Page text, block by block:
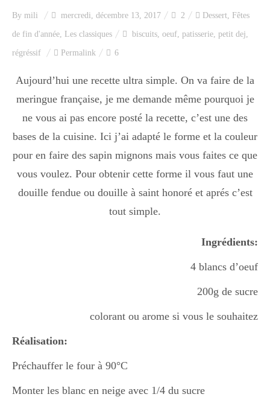
By mili mercredi, décembre 13, 2017 2 Dessert, Fêtes
de fin d'année, Les classiques biscuits, oeuf, patisserie, petit dej,
régréssif Permalink 6
Aujourd’hui une recette ultra simple. On va faire de la
meringue française, je me demande même pourquoi je
ne vous ai pas encore posté la recette, c’est une des
bases de la cuisine. Ici j’ai adapté le forme et la couleur
pour en faire des sapin mignons mais vous faites ce que
vous voulez. Pour obtenir cette forme il vous faut une
douille fendue ou douille à saint honoré et aprés c’est
tout simple.
Ingrédients:
4 blancs d’oeuf
200g de sucre
colorant ou arome si vous le souhaitez
Réalisation:
Préchauffer le four à 90°C
Monter les blanc en neige avec 1/4 du sucre